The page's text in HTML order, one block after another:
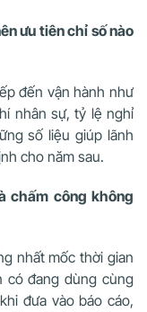
ưu tiên chỉ số nào
đến vận hành như
nhân sự, tỷ lệ nghỉ
số liệu giúp lãnh
cho năm sau.
chấm công không
nhất mốc thời gian
có đang dùng cùng
đưa vào báo cáo,